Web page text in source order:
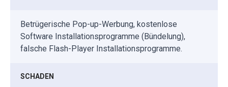
Betrügerische Pop-up-Werbung, kostenlose
Software Installationsprogramme (Bündelung),
falsche Flash-Player Installationsprogramme.
SCHADEN